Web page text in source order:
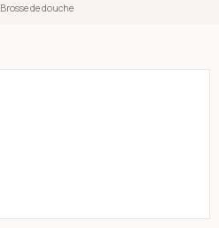
Brosse de douche